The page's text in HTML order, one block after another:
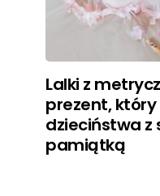
Lalki z
prezent, który
dzieciństwa
pamiątką